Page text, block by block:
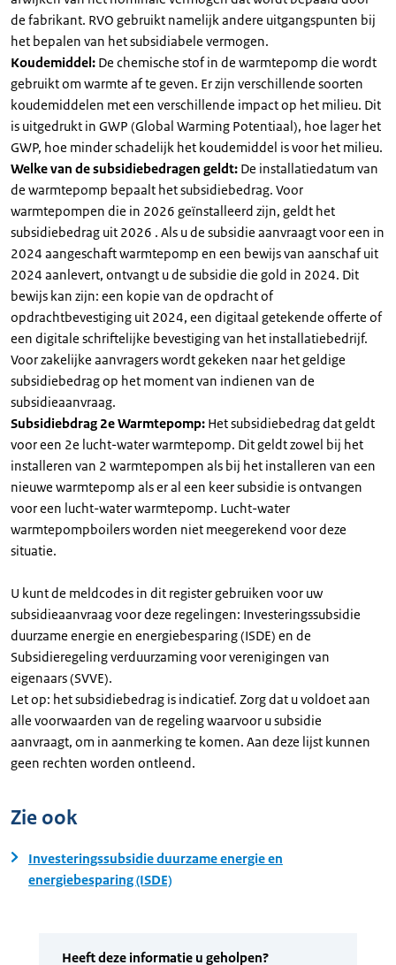
de fabrikant. RVO gebruikt namelijk andere uitgangspunten bij
het bepalen van het subsidiabele vermogen.
Koudemiddel: De chemische stof in de warmtepomp die wordt
gebruikt om warmte af te geven. Er zijn verschillende soorten
koudemiddelen met een verschillende impact op het milieu. Dit
is uitgedrukt in GWP (Global Warming Potentiaal), hoe lager het
GWP, hoe minder schadelijk het koudemiddel is voor het milieu.
Welke van de subsidiebedragen geldt: De installatiedatum van
de warmtepomp bepaalt het subsidiebedrag. Voor
warmtepompen die in 2026 geïnstalleerd zijn, geldt het
subsidiebedrag uit 2026 . Als u de subsidie aanvraagt voor een in
2024 aangeschaft warmtepomp en een bewijs van aanschaf uit
2024 aanlevert, ontvangt u de subsidie die gold in 2024. Dit
bewijs kan zijn: een kopie van de opdracht of
opdrachtbevestiging uit 2024, een digitaal getekende offerte of
een digitale schriftelijke bevestiging van het installatiebedrijf.
Voor zakelijke aanvragers wordt gekeken naar het geldige
subsidiebedrag op het moment van indienen van de
subsidieaanvraag.
Subsidiebdrag 2e Warmtepomp: Het subsidiebedrag dat geldt
voor een 2e lucht-water warmtepomp. Dit geldt zowel bij het
installeren van 2 warmtepompen als bij het installeren van een
nieuwe warmtepomp als er al een keer subsidie is ontvangen
voor een lucht-water warmtepomp. Lucht-water
warmtepompboilers worden niet meegerekend voor deze
situatie.
U kunt de meldcodes in dit register gebruiken voor uw
subsidieaanvraag voor deze regelingen: Investeringssubsidie
duurzame energie en energiebesparing (ISDE) en de
Subsidieregeling verduurzaming voor verenigingen van
eigenaars (SVVE).
Let op: het subsidiebedrag is indicatief. Zorg dat u voldoet aan
alle voorwaarden van de regeling waarvoor u subsidie
aanvraagt, om in aanmerking te komen. Aan deze lijst kunnen
geen rechten worden ontleend.
Zie ook
Investeringssubsidie duurzame energie en
energiebesparing (ISDE)